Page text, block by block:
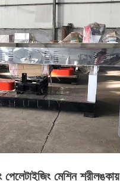
পেলেটাইজিং মেশিন শ্রীলঙ্কায়